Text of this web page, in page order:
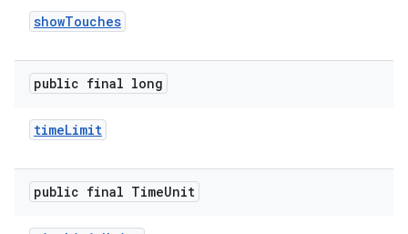
showTouches
public final long
timeLimit
public final TimeUnit